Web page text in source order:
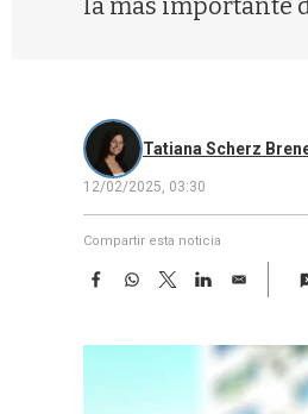
la más importante
Tatiana Scherz
12/02/2025, 03:30
Compartir esta noticia
F
e
W
t
T
w
t
L
k
e
d
E
i
l